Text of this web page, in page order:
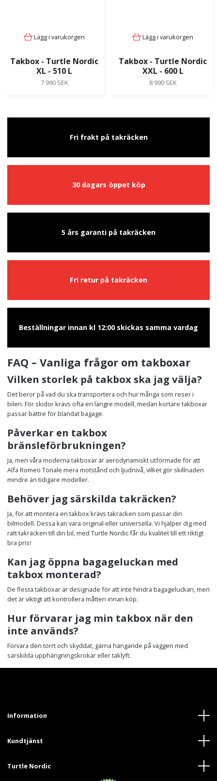
Lägg i varukorgen
Takbox - Turtle Nordic
XL - 510 L
7 990 SEK
Lägg i varukorgen
Takbox - Turtle Nordic
XXL - 600 L
8 990 SEK
Fri frakt på takräcken
30 dagars öppet köp
5 års garanti på takräcken
Fri retur på takräcken
Beställningar innan kl 12:00 skickas samma vardag
FAQ – Vanliga frågor om takboxar
Vilken storlek på takbox ska jag välja?
Det beror på vad du ska transportera och hur många som reser i
bilen. För skidor krävs ofta en längre modell, medan kortare takboxar
passar bättre för blandat bagage.
Påverkar en takbox
bränsleförbrukningen?
Ja, men våra moderna takboxar är aerodynamiskt utformade för att
Alfa Romeo Tonale mera motstånd och ljudnivå, vilket gör skillnaden
mindre än tidigare modeller.
Behöver jag särskilda takräcken?
Ja, för att montera en takbox krävs takräcken som passar din
bilmodell. Dessa kan vara original eller universella. Vi hjälper dig med
rätt takräcken till din bil, med Turtle Nordic får du kvalitet till ett riktigt
bra pris!
Kan jag öppna bagageluckan med
takbox monterad?
De flesta takboxar är designade för att inte hindra bagageluckan, men
det är viktigt att kontrollera måtten innan köp.
Hur förvarar jag min takbox när den
inte används?
Förvara den torrt och skyddat, gärna hängande på väggen med
särskilda upphängningskrokar eller taklyft.
Information
Kundtjänst
Turtle Nordic